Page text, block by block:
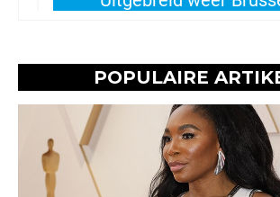
POPULAIRE